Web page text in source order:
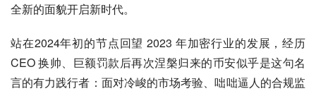
全新的面貌开启新时代。
站在2024年初的节点回望 2023 年加密行业的发展，经历
CEO 换帅、巨额罚款后再次涅槃归来的币安似乎是这句名
言的有力践行者：面对冷峻的市场考验、咄咄逼人的合规监